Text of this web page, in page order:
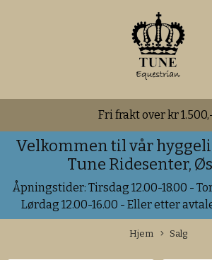
Fri frakt over kr
Velkommen til vår
Tune Ridesenter,
Åpningstider: Tirsdag 12.00-18.00 -
Lørdag 12.00-16.00 - Eller etter
Hjem Salg